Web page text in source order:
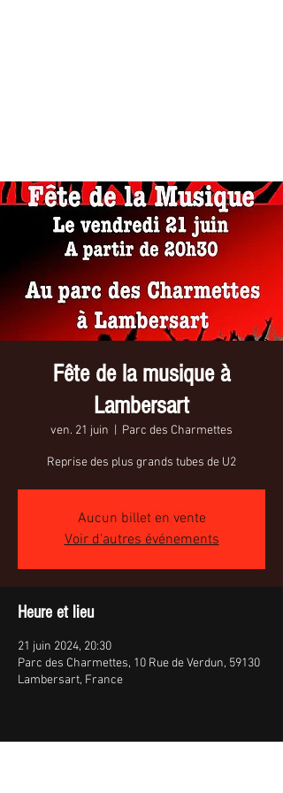
Fête de la musique à
Lambersart
ven. 21 juin Parc des Charmettes
Reprise des plus grands tubes de U2
Aucun billet en vente
Voir d'autres événements
Heure et lieu
21 juin 2024, 20:30
Parc des Charmettes, 10 Rue de Verdun, 59130
Lambersart, France